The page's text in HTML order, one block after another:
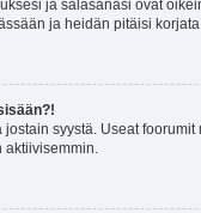
ja salasanasi ovat
ja heidän pitäisi korjata
syystä. Useat